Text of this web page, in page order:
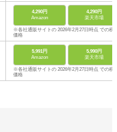
4,290円
Amazon
4,290円
楽天市場
※各社通販サイトの 2026年2月27日時点 での税
価格
5,991円
Amazon
5,990円
楽天市場
※各社通販サイトの 2026年2月27日時点 での税
価格